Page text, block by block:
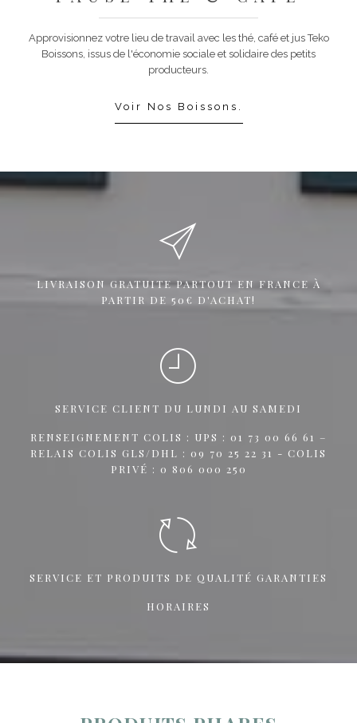
Approvisionnez votre lieu de travail avec les thé, café et jus Teko
Boissons, issus de l'économie sociale et solidaire des petits
producteurs.
Voir Nos Boissons.
LIVRAISON GRATUITE PARTOUT EN FRANCE À
PARTIR DE 50€ D'ACHAT!
SERVICE CLIENT DU LUNDI AU SAMEDI
RENSEIGNEMENT COLIS : UPS : 01 73 00 66 61 –
RELAIS COLIS GLS/DHL : 09 70 25 22 31 - COLIS
PRIVÉ : 0 806 000 250
SERVICE ET PRODUITS DE QUALITÉ GARANTIES
HORAIRES